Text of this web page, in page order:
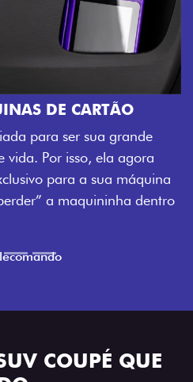
grande
agora
máquina
dentro
CHAVE COM
Agora, a chave
veículo também à
fechadura. São
mais fluidez para
Previous
Next
COUPÉ QUE